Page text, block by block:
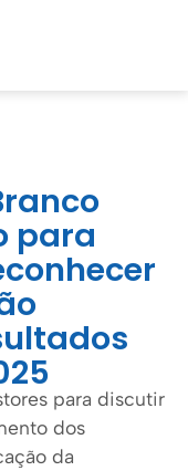
para
para discutir
dos
da